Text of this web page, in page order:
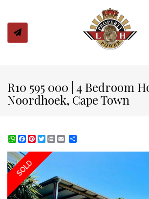
R10 595 000 | 4 Bedroom
Noordhoek, Cape Town
WhatsApp
Facebook
Pinterest
Twitter
Print
SOLD